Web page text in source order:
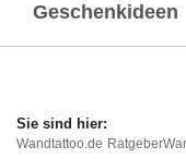
Geschenkideen
Wandtattoo.de Ratgeber